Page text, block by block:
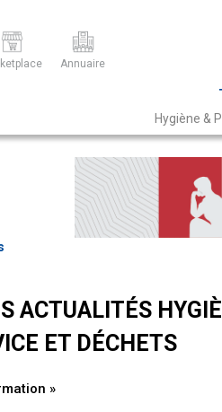
Annuaire
Hygiène &
ACTUALITÉS
ET DÉCHETS
»